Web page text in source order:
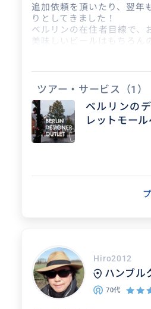
追加依頼を頂いたり、翌年
りとしてきました！
ベルリンの在住者目線で、
美味しいビールはもちろん
などなどからショッピング
テンドご案内などなど、ご
トいたします☆
チケット購入などもお気
ね！！
得意なジャンル / 分野
ショッピング、ベル
ェ・レストランエリ
クチコミ
ツアー・サービス
（1）
ベルリンの
レットモール
Hiro2012
ハンブル
70代